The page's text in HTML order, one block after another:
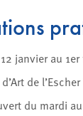
janvier au
de
du mardi